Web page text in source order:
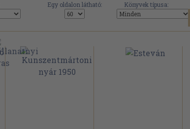
Egy oldalon látható: Könyvek típusa: